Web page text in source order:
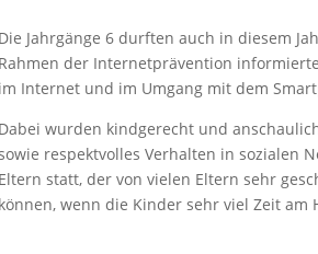
Die Jahrgänge 6 durften auch in diesem
Rahmen der Internetprävention
im Internet und im Umgang mit dem
Dabei wurden kindgerecht und
respektvolles Verhalten in sozialen
Eltern statt, der von vielen Eltern sehr
können, wenn die Kinder sehr viel Zeit am